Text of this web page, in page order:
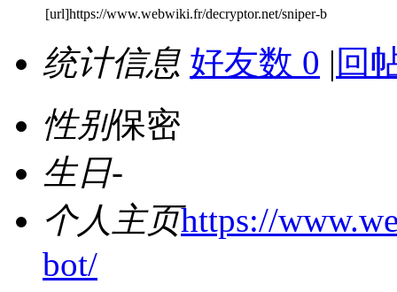
[url]https://www.webwiki.fr/decryptor.net/sniper-b
统计信息 好友数 0 | 回
性别保密
生日-
个人主页https://
bot/